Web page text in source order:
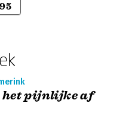
het pijnlijke af